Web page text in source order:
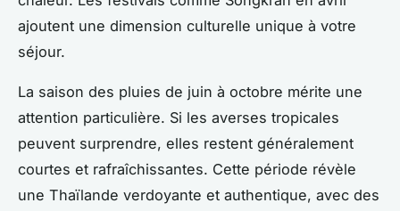
ajoutent une dimension culturelle unique à votre
séjour.
La saison des pluies de juin à octobre mérite une
attention particulière. Si les averses tropicales
peuvent surprendre, elles restent généralement
courtes et rafraîchissantes. Cette période révèle
une Thaïlande verdoyante et authentique, avec des